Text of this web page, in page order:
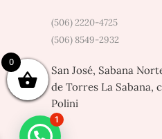
(506) 2220-4725
(506) 8549-2932
San José, Sabana
de Torres La Sabana,
Polini
0
1